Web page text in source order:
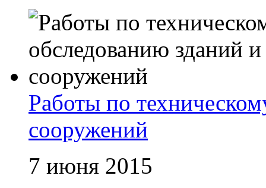
Работы по
сооружений
7 июня 2015